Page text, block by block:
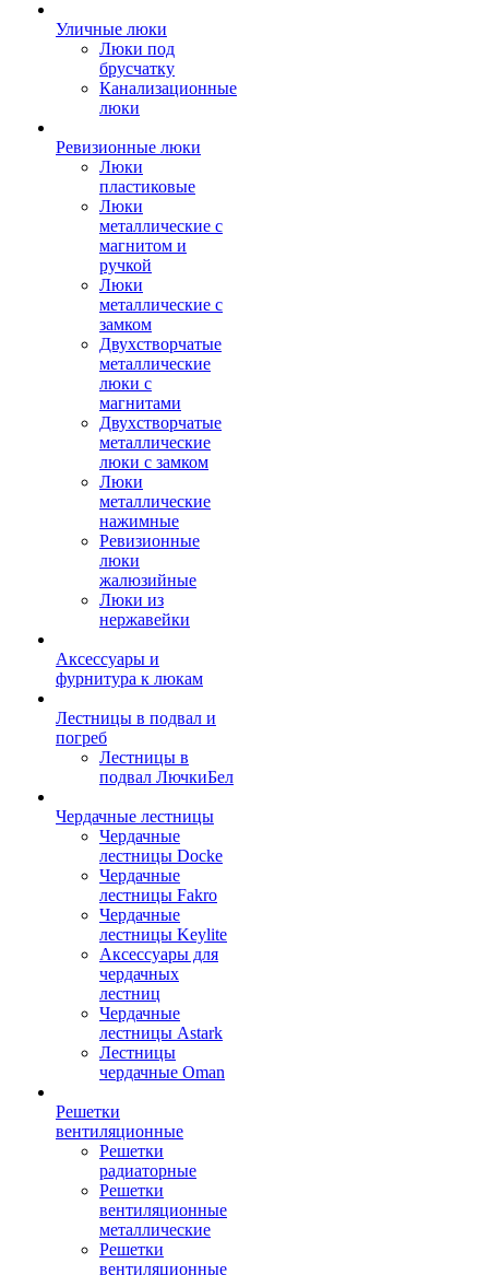
Уличные люки
Люки под
брусчатку
Канализационные
люки
Ревизионные люки
Люки
пластиковые
Люки
металлические с
магнитом и
ручкой
Люки
металлические с
замком
Двухстворчатые
металлические
люки с
магнитами
Двухстворчатые
металлические
люки с замком
Люки
металлические
нажимные
Ревизионные
люки
жалюзийные
Люки из
нержавейки
Аксессуары и
фурнитура к люкам
Лестницы в подвал и
погреб
Лестницы в
подвал ЛючкиБел
Чердачные лестницы
Чердачные
лестницы Docke
Чердачные
лестницы Fakro
Чердачные
лестницы Keylite
Аксессуары для
чердачных
лестниц
Чердачные
лестницы Astark
Лестницы
чердачные Oman
Решетки
вентиляционные
Решетки
радиаторные
Решетки
вентиляционные
металлические
Решетки
вентиляционные